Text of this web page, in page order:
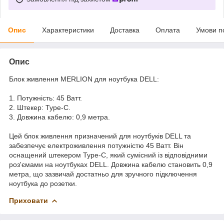
Опис Характеристики Доставка Оплата Умови
Опис
Блок живлення MERLION для ноутбука DELL:
1. Потужність: 45 Ватт.
2. Штекер: Type-C.
3. Довжина кабелю: 0,9 метра.
Цей блок живлення призначений для ноутбуків DELL та
забезпечує електроживлення потужністю 45 Ватт. Він
оснащений штекером Type-C, який сумісний із відповідними
роз'ємами на ноутбуках DELL. Довжина кабелю становить 0,9
метра, що зазвичай достатньо для зручного підключення
ноутбука до розетки.
Приховати